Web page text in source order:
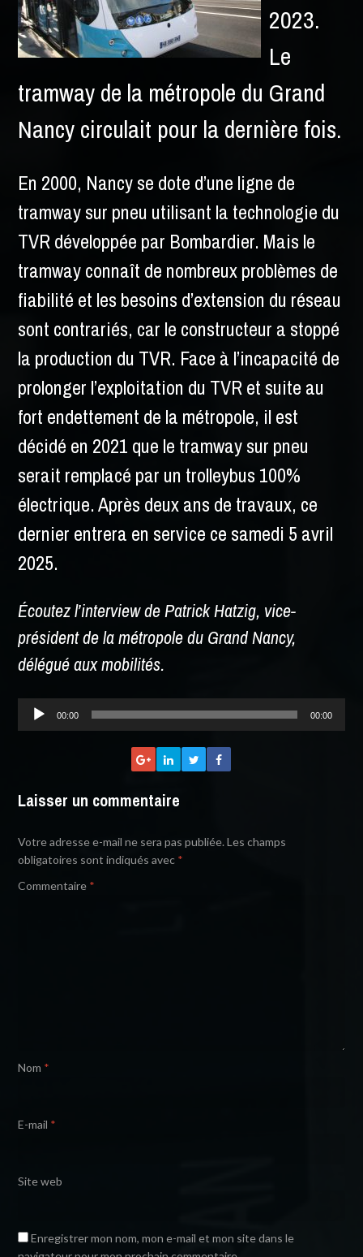
2023.
Le
tramway de la métropole du Grand
Nancy circulait pour la dernière fois.
En 2000, Nancy se dote d’une ligne de
tramway sur pneu utilisant la technologie du
TVRdéveloppée par Bombardier. Mais le
tramway connaît de nombreux problèmes de
fiabilité et les besoins d’extension du réseau
sont contrariés, car le constructeur a stoppé
la production du TVR. Face à l’incapacité de
prolonger l’exploitation du TVRet suite au
fort endettement de la métropole, il est
décidé en 2021 que le tramway sur pneu
serait remplacé par un trolleybus 100%
électrique. Après deux ans de travaux, ce
dernier entrera en service ce samedi 5 avril
2025.
Écoutez l’interview de Patrick Hatzig, vice-
président de la métropole du Grand Nancy,
délégué aux mobilités.
Lecteur
audio
00:00 00:00
Laisser un commentaire
Votre adresse e-mail ne sera pas publiée. Les champs
obligatoires sont indiqués avec *
Commentaire *
Nom *
E-mail *
Site web
Enregistrer mon nom, mon e-mail et mon site dans le